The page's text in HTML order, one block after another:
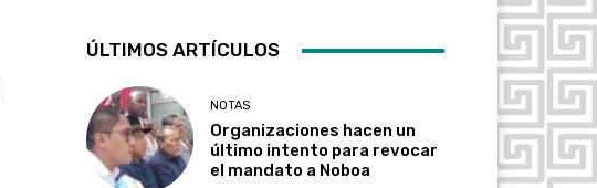
ÚLTIMOS ARTÍCULOS
NOTAS
Organizaciones hacen un
último intento para revocar
el mandato a Noboa